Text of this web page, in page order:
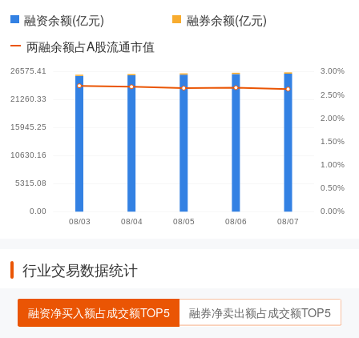
融资余额(亿元)
融券余额(亿元)
两融余额占A股流通市值
行业交易数据统计
融资净买入额占成交额TOP5 融券净卖出额占成交额TOP5